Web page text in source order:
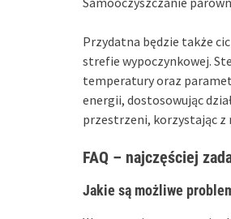
Przydatna będzie także
strefie wypoczynkowej.
temperatury oraz
energii, dostosowując
przestrzeni, korzystając z
FAQ – najczęściej
Jakie są możliwe